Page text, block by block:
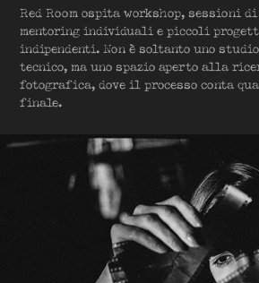
Red Room ospita workshop, sessioni
mentoring individuali e piccoli
indipendenti. Non è soltanto uno
tecnico, ma uno spazio aperto alla
fotografica, dove il processo conta
finale.